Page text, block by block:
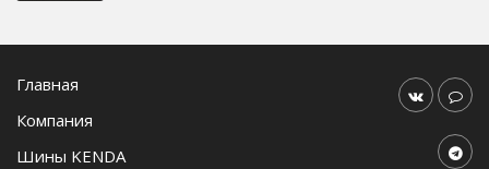
Главная
Компания
Шины KENDA